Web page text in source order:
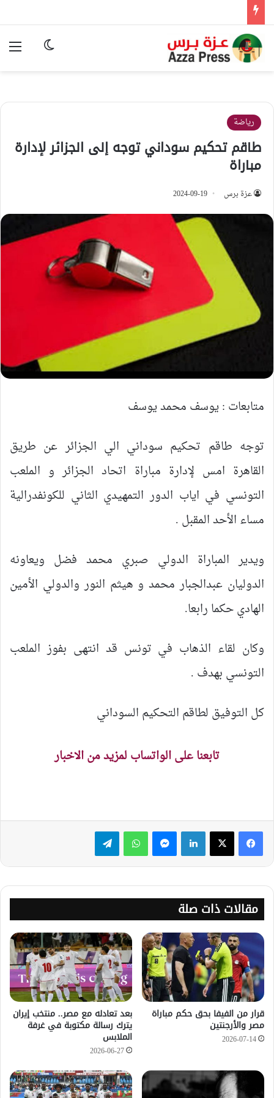
الوضع
رياضة
طاقم تحكيم سوداني توجه إلى الجزائر لإدارة
مباراة
عزة برس 2024-09-19
متابعات : يوسف محمد يوسف
توجه طاقم تحكيم سوداني الي الجزائر عن طريق
القاهرة امس لإدارة مباراة اتحاد الجزائر و الملعب
التونسي في اياب الدور التمهيدي الثاني للكونفدرالية
مساء الأحد المقبل .
ويدير المباراة الدولي صبري محمد فضل ويعاونه
الدوليان عبدالجبار محمد و هيثم النور والدولي الأمين
الهادي حكما رابعا.
وكان لقاء الذهاب في تونس قد انتهى بفوز الملعب
التونسي بهدف .
كل التوفيق لطاقم التحكيم السوداني
تابعنا على الواتساب لمزيد من الاخبار
لينكدإن ماسنجر واتساب تيلقرام
مقالات ذات صلة
قرار من الفيفا بحق حكم مباراة
مصر والأرجنتين
2026-07-14
بعد تعادله مع مصر.. منتخب إيران
يترك رسالة مكتوبة في غرفة
الملابس
2026-06-27